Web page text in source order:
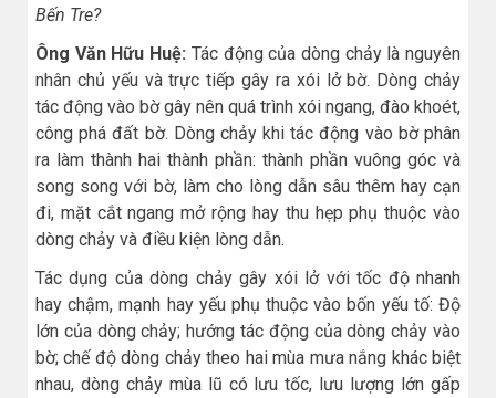
Bến Tre?
Ông Văn Hữu Huệ: Tác động của dòng chảy là nguyên
nhân chủ yếu và trực tiếp gây ra xói lở bờ. Dòng chảy
tác động vào bờ gây nên quá trình xói ngang, đào khoét,
công phá đất bờ. Dòng chảy khi tác động vào bờ phân
ra làm thành hai thành phần: thành phần vuông góc và
song song với bờ, làm cho lòng dẫn sâu thêm hay cạn
đi, mặt cắt ngang mở rộng hay thu hẹp phụ thuộc vào
dòng chảy và điều kiện lòng dẫn.
Tác dụng của dòng chảy gây xói lở với tốc độ nhanh
hay chậm, mạnh hay yếu phụ thuộc vào bốn yếu tố: Độ
lớn của dòng chảy; hướng tác động của dòng chảy vào
bờ; chế độ dòng chảy theo hai mùa mưa nắng khác biệt
nhau, dòng chảy mùa lũ có lưu tốc, lưu lượng lớn gấp